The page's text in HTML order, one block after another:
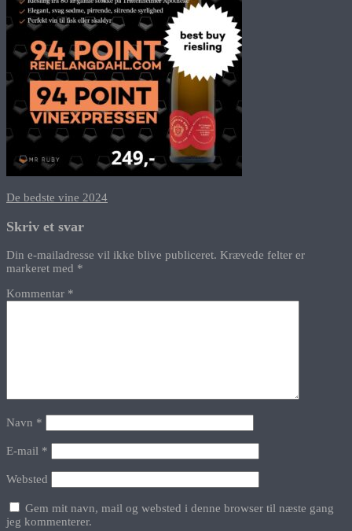
Indlægsnavigation
De bedste vine 2024
Skriv et svar
Din e-mailadresse vil ikke blive publiceret. Krævede felter er
markeret med *
Kommentar *
Navn *
E-mail *
Websted
Gem mit navn, mail og websted i denne browser til næste gang
jeg kommenterer.